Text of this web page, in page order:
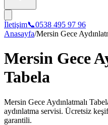
İletişim📞0538 495 97 96
Anasayfa/Mersin Gece
Mersin Gece
Tabela
Mersin Gece Aydınlatmalı
aydınlatma servisi. Ücretsiz
garantili.